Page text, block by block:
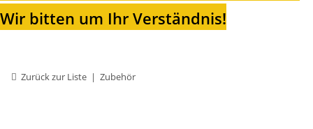
Wir bitten um Ihr Verständnis!
Zurück zur Liste Zubehör